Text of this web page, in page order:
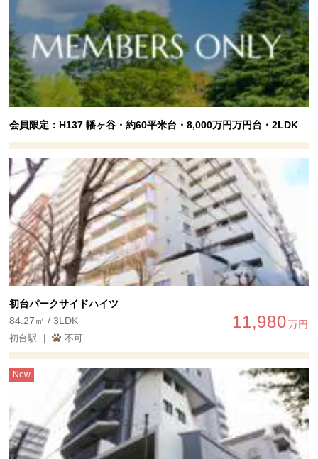
会員限定：H137 幡ヶ谷・約60平米台・8,000万円万円台・2LDK
初台パークサイドハイツ
11,980万円
84.27㎡ / 3LDK
初台駅 ｜ 不可
New